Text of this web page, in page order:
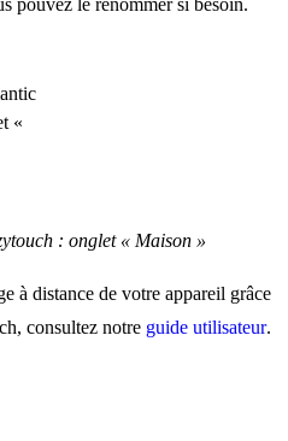
: onglet « Maison »
à distance de votre appareil grâce
consultez notre guide utilisateur.